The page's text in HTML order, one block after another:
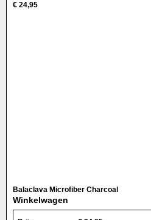
€ 24,95
Balaclava Microfiber Charcoal
Winkelwagen